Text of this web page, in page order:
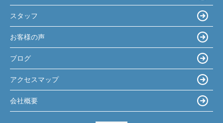
スタッフ
お客様の声
ブログ
アクセスマップ
会社概要